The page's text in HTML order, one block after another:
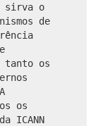
sirva o
de
os
os
ICANN